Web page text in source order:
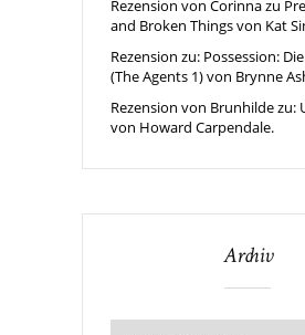
Rezension von Corinna zu
and Broken Things von Kat
Rezension zu: Possession:
(The Agents 1) von Brynne
Rezension von Brunhilde zu:
von Howard Carpendale.
Archiv